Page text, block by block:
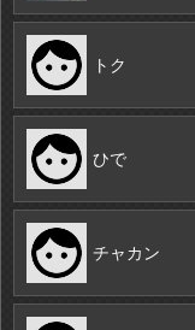
トク
ひで
チャカン